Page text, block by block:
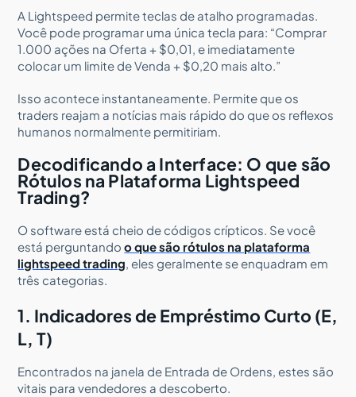
A Lightspeed permite teclas de atalho programadas.
Você pode programar uma única tecla para: “Comprar
1.000 ações na Oferta + $0,01, e imediatamente
colocar um limite de Venda + $0,20 mais alto.”
Isso acontece instantaneamente. Permite que os
traders reajam a notícias mais rápido do que os reflexos
humanos normalmente permitiriam.
Decodificando a Interface: O que são
Rótulos na Plataforma Lightspeed
Trading?
O software está cheio de códigos crípticos. Se você
está perguntandoo que são rótulos na plataforma
lightspeed trading, eles geralmente se enquadram em
três categorias.
1. Indicadores de Empréstimo Curto (E,
L, T)
Encontrados na janela de Entrada de Ordens, estes são
vitais para vendedores a descoberto.